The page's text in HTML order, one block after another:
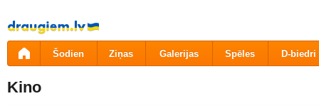
Pāriet
uz
saturu
Šodien Ziņas Galerijas Spēles D-biedri
Kino